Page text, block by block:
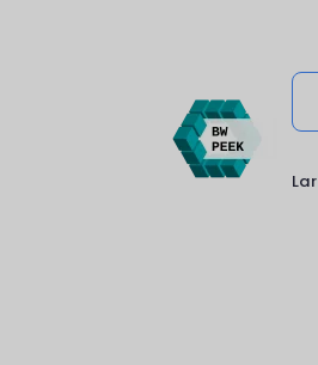
Lar